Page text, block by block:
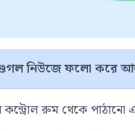
নিউজে ফলো করে
কন্ট্রোল রুম থেকে